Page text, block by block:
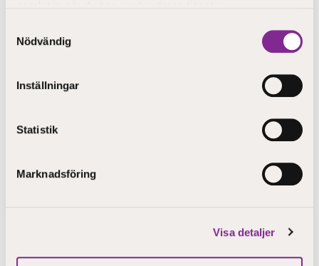
Nödvändig
Inställningar
Statistik
Marknadsföring
Visa detaljer
Dela
Aktuellt